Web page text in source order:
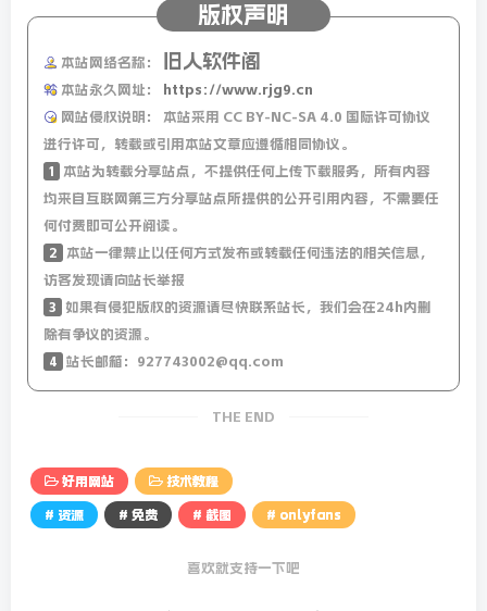
版权声明
本站网络名称： 旧人软件阁
本站永久网址：
https://www.rjg9.cn
网站侵权说明：
本站采用 CC BY-NC-SA 4.0 国际许可协议
进行许可，转载或引用本站文章应遵循相同协议。
1
本站为转载分享站点，不提供任何上传下载服务，所有内容
均来自互联网第三方分享站点所提供的公开引用内容，不需要任
何付费即可公开阅读。
2
本站一律禁止以任何方式发布或转载任何违法的相关信息，
访客发现请向站长举报
3
如果有侵犯版权的资源请尽快联系站长，我们会在24h内删
除有争议的资源。
4 站长邮箱：927743002@qq.com
THE END
好用网站 技术教程
# 资源 # 免费 # 截图 # onlyfans
喜欢就支持一下吧